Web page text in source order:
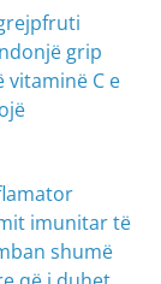
grip
vitaminë C e
imunitar të
shumë